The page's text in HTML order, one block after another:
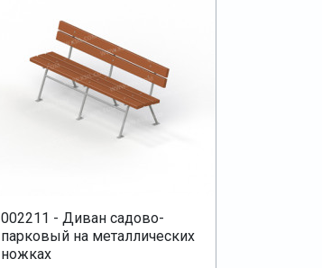
002211 - Диван садово-
парковый на металлических
ножках